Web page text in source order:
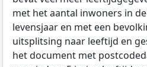
met het aantal inwoners in
levensjaar en met een
uitsplitsing naar leeftijd en
het document met